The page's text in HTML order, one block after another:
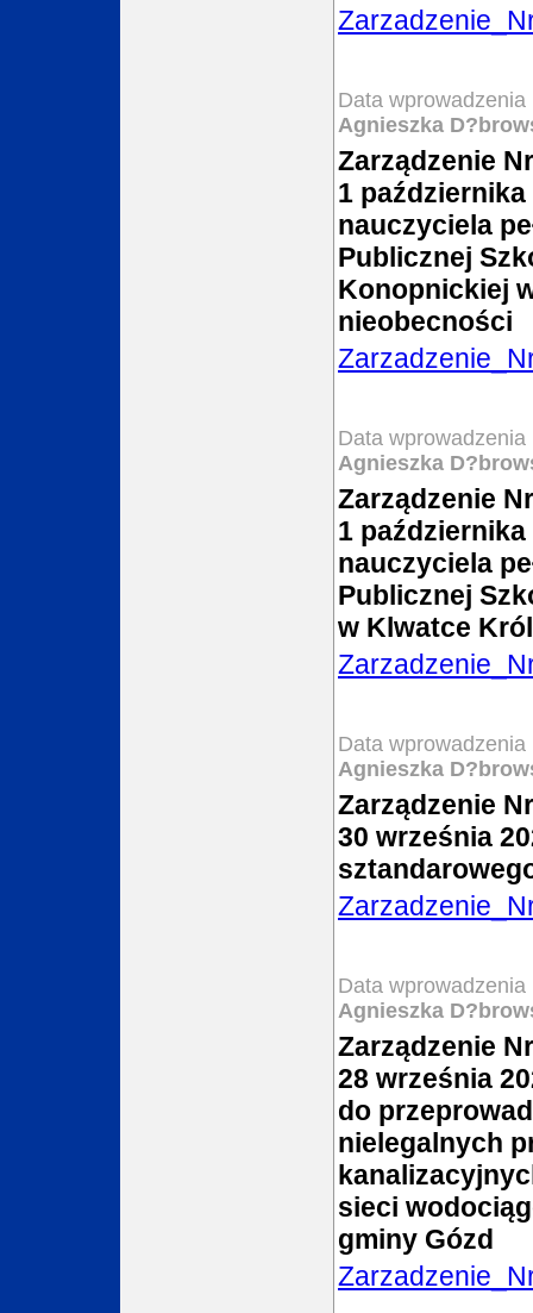
Data
Agnieszka
Zarządzenie
1
nauczyciela
Publicznej
Konopnickiej
nieobecności
Data
Agnieszka
Zarządzenie
1
nauczyciela
Publicznej
w Klwatce
Data
Agnieszka
Zarządzenie
30 września
Data
Agnieszka
Zarządzenie
28 września
do
nielegalnych
sieci
gminy Gózd